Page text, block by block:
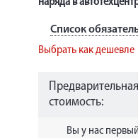
Список
Выбрать как дешевле
Предварительная
стоимость:
Вы у нас